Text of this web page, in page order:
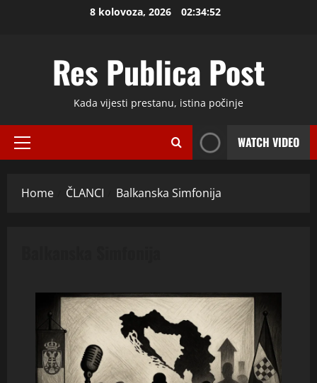
8 kolovoza, 2026 02:34:53
Res Publica Post
Kada vijesti prestanu, istina počinje
Primary
WATCH VIDEO
Home ČLANCI Balkanska Simfonija